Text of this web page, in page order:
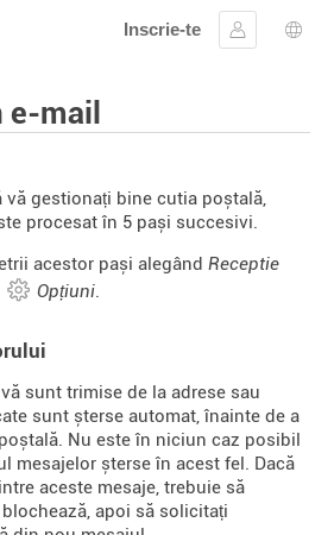
Inscrie-te
Conectare
e-mail
vă gestionați bine cutia poștală,
procesat în 5 pași succesivi.
acestor pași alegând Receptie
Opțiuni.
sunt trimise de la adrese sau
sunt șterse automat, înainte de a
Nu este în niciun caz posibil
mesajelor șterse în acest fel. Dacă
aceste mesaje, trebuie să
apoi să solicitați